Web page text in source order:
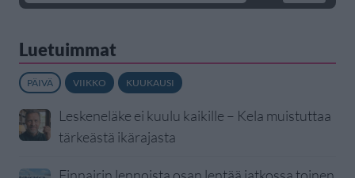
Luetuimmat
PÄIVÄ VIIKKO KUUKAUSI
Leskeneläke ei kuulu kaikille – Kela muistuttaa
tärkeästä ikärajasta